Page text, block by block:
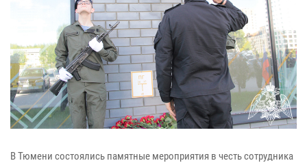
В Тюмени состоялись памятные мероприятия в честь сотрудника